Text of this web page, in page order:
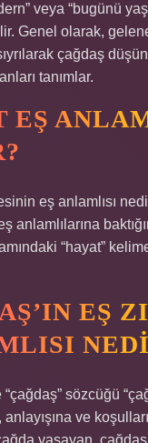
veya “bugünü
Genel olarak,
çağdaş
tanımlar.
EŞ
eş anlamlısı
anlamlılarına
“hayat”
EŞ
sözcüğü
ve
yaşayan,